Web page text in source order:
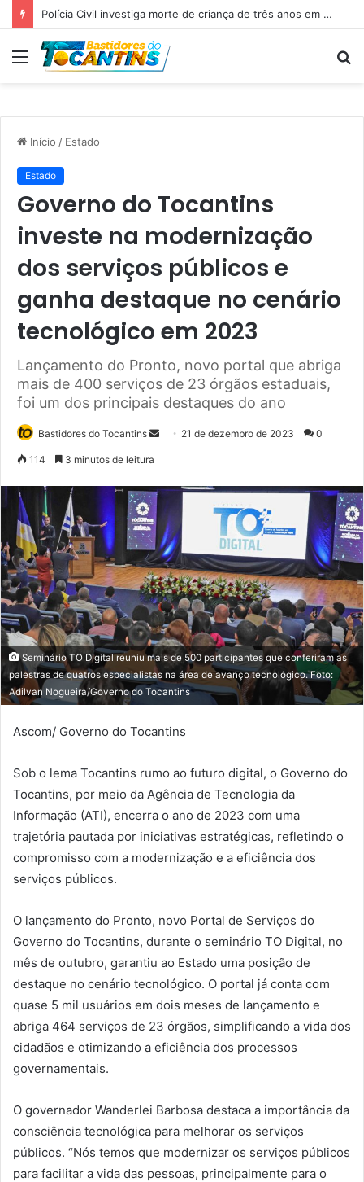
Professora Dorinha lidera disputa pelo Governo do Tocantins com 37,4% das intenções de voto, aponta pesquisa
Menu
Início / Estado
Estado
Governo do Tocantins
investe na modernização
dos serviços públicos e
ganha destaque no cenário
tecnológico em 2023
Lançamento do Pronto, novo portal que abriga
mais de 400 serviços de 23 órgãos estaduais,
foi um dos principais destaques do ano
Bastidores do Tocantins
d
u
m
e
-
m
a
i
21 de dezembro de 2023 0
114 3 minutos de leitura
Seminário TO Digital reuniu mais de 500 participantes que conferiram as
palestras de quatros especialistas na área de avanço tecnológico. Foto:
Adilvan Nogueira/Governo do Tocantins
Ascom/ Governo do Tocantins
Sob o lema Tocantins rumo ao futuro digital, o Governo do
Tocantins, por meio da Agência de Tecnologia da
Informação (ATI), encerra o ano de 2023 com uma
trajetória pautada por iniciativas estratégicas, refletindo o
compromisso com a modernização e a eficiência dos
serviços públicos.
O lançamento do Pronto, novo Portal de Serviços do
Governo do Tocantins, durante o seminário TO Digital, no
mês de outubro, garantiu ao Estado uma posição de
destaque no cenário tecnológico. O portal já conta com
quase 5 mil usuários em dois meses de lançamento e
abriga 464 serviços de 23 órgãos, simplificando a vida dos
cidadãos e otimizando a eficiência dos processos
governamentais.
O governador Wanderlei Barbosa destaca a importância da
consciência tecnológica para melhorar os serviços
públicos. “Nós temos que modernizar os serviços públicos
para facilitar a vida das pessoas, principalmente para o